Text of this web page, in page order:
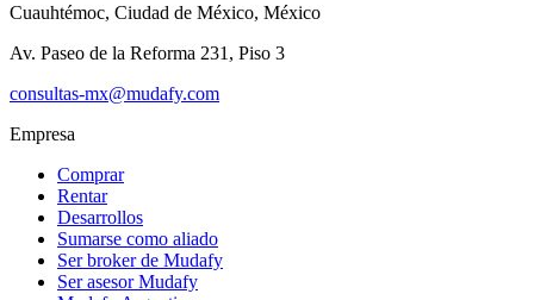
Cuauhtémoc, Ciudad de México, México
Av. Paseo de la Reforma 231, Piso 3
consultas-mx@mudafy.com
Empresa
Comprar
Rentar
Desarrollos
Sumarse como aliado
Ser broker de Mudafy
Ser asesor Mudafy